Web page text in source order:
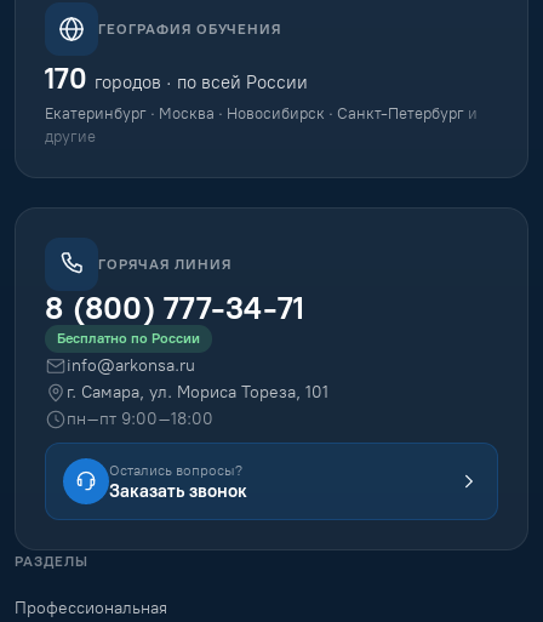
ГЕОГРАФИЯ ОБУЧЕНИЯ
170 городов · по всей России
Екатеринбург · Москва · Новосибирск · Санкт-Петербург и
другие
ГОРЯЧАЯ ЛИНИЯ
8 (800) 777-34-71
Бесплатно по России
info@arkonsa.ru
г. Самара, ул. Мориса Тореза, 101
пн–пт 9:00–18:00
Остались вопросы?
Заказать звонок
РАЗДЕЛЫ
Профессиональная